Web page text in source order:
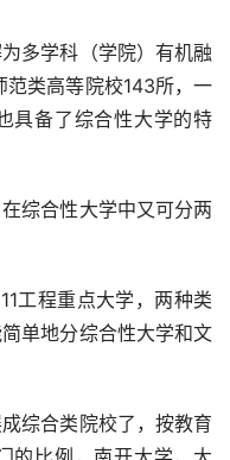
多学科（学院）有机融
类高等院校143所，一
具备了综合性大学的特
综合性大学中又可分两
工程重点大学，两种类
单地分综合性大学和文
综合类院校了，按教育